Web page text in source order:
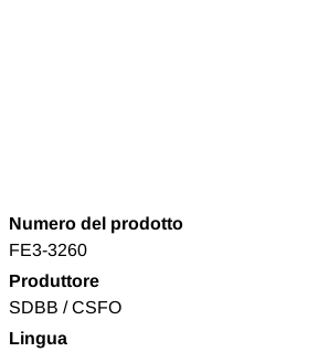
Numero del prodotto
FE3-3260
Produttore
SDBB / CSFO
Lingua